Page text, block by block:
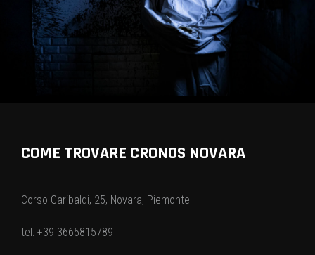
COME TROVARE CRONOS NOVARA
Corso Garibaldi, 25, Novara, Piemonte
tel: +39 3665815789